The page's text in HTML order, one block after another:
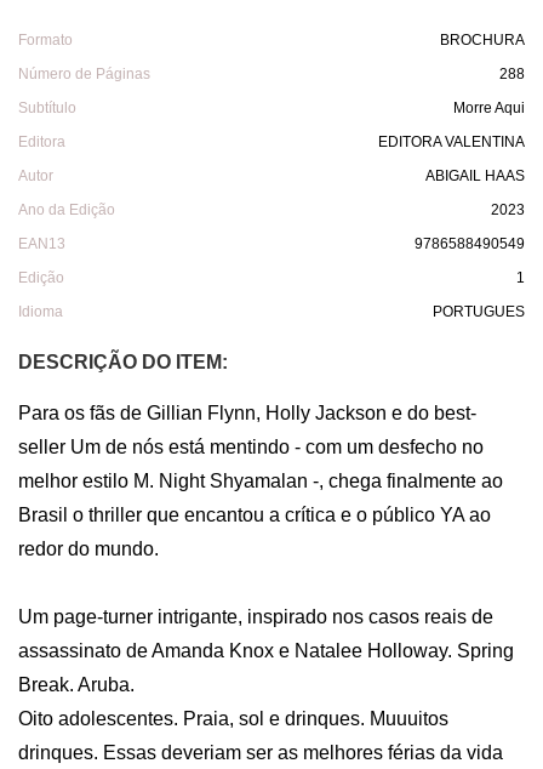
Formato
BROCHURA
Número de Páginas
288
Subtítulo
Morre Aqui
Editora
EDITORA VALENTINA
Autor
ABIGAIL HAAS
Ano da Edição
2023
EAN13
9786588490549
Edição
1
Idioma
PORTUGUES
DESCRIÇÃO DO ITEM:
Para os fãs de Gillian Flynn, Holly Jackson e do best-
seller Um de nós está mentindo - com um desfecho no
melhor estilo M. Night Shyamalan -, chega finalmente ao
Brasil o thriller que encantou a crítica e o público YA ao
redor do mundo.
Um page-turner intrigante, inspirado nos casos reais de
assassinato de Amanda Knox e Natalee Holloway. Spring
Break. Aruba.
Oito adolescentes. Praia, sol e drinques. Muuuitos
drinques. Essas deveriam ser as melhores férias da vida